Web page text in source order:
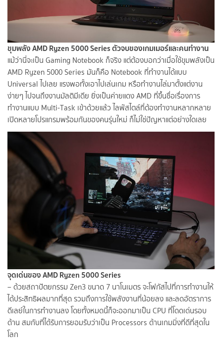
ขุมพลัง AMD Ryzen 5000 Series ตัวจบของเกมเมอร์และคนทำงาน
แม้ว่านี่จะเป็น Gaming Notebook ก็จริง แต่ต้องบอกว่าเมื่อใช้ขุมพลังเป็น
AMD Ryzen 5000 Series มันก็คือ Notebook ที่ทำงานได้แบบ
Universal ไปเลย แรงพอทั้งเอาไปเล่นเกม หรือทำงานไล่มาตั้งแต่งาน
ง่ายๆ ไปจนถึงงานมัลติมีเดีย ยิ่งเป็นค่ายแดง AMD ที่ขึ้นชื่อเรื่องการ
ทำงานแบบ Multi-Task เข้าด้วยแล้ว ไลฟ์สไตล์ที่ต้องทำงานหลากหลาย
เปิดหลายโปรแกรมพร้อมกันของคนรุ่นใหม่ ก็ไม่ใช่ปัญหาแต่อย่างใดเลย
จุดเด่นของ AMD Ryzen 5000 Series
– ด้วยสถาปัตยกรรม Zen3 ขนาด 7 นาโนเมตร จะโฟกัสไปที่การทำงานให้
ได้ประสิทธิผลมากที่สุด รวมถึงการใช้พลังงานที่น้อยลง และลดอัตราการ
ดีเลย์ในการทำงานลง โดยทั้งหมดนี้ก็จะออกมาเป็น CPU ที่โดดเด่นรอบ
ด้าน สมกับที่ได้รับการยอมรับว่าเป็น Processors ด้านเกมมิ่งที่ดีที่สุดใน
โลก